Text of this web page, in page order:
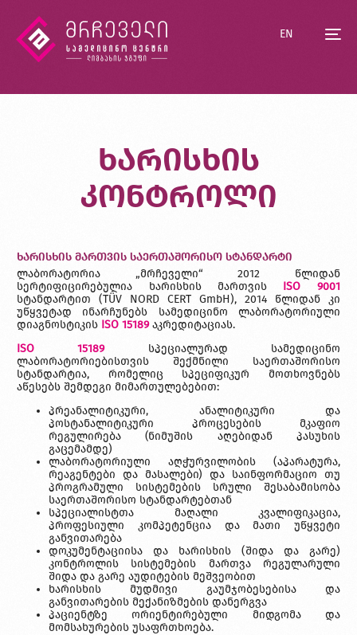
EN
ხარისხის
კონტროლი
ხარისხის მართვის საერთაშორისო სტანდარტი
ლაბორატორია „მრჩეველი“ 2012 წლიდან
სერტიფიცირებულია ხარისხის მართვის ISO 9001
სტანდარტით (TÜV NORD CERT GmbH), 2014 წლიდან კი
უწყვეტად ინარჩუნებს სამედიცინო ლაბორატორიული
დიაგნოსტიკის ISO 15189აკრედიტაციას.
ISO 15189სპეციალურად სამედიცინო
ლაბორატორიებისთვის შექმნილი საერთაშორისო
სტანდარტია, რომელიც სპეციფიკურ მოთხოვნებს
აწესებს შემდეგი მიმართულებებით:
პრეანალიტიკური, ანალიტიკური და
პოსტანალიტიკური პროცესების მკაფიო
რეგულირება (ნიმუშის აღებიდან პასუხის
გაცემამდე)
ლაბორატორიული აღჭურვილობის (აპარატურა,
რეაგენტები და მასალები) და საინფორმაციო თუ
პროგრამული სისტემების სრული შესაბამისობა
საერთაშორისო სტანდარტებთან
სპეციალისტთა მაღალი კვალიფიკაცია,
პროფესიული კომპეტენცია და მათი უწყვეტი
განვითარება
დოკუმენტაციისა და ხარისხის (შიდა და გარე)
კონტროლის სისტემების მართვა რეგულარული
შიდა და გარე აუდიტების მეშვეობით
ხარისხის მუდმივი გაუმჯობესებისა და
განვითარების მექანიზმების დანერგვა
პაციენტზე ორიენტირებული მიდგომა და
მომსახურების უსაფრთხოება.